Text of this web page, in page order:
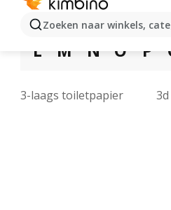
Zoeken naar winkels,
3 5 7 9 A
L
M N O P
3-laags toiletpapier